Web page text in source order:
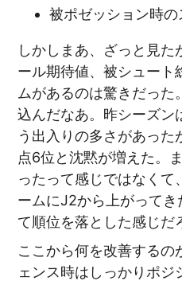
被ポゼッション時
しかしまあ、ざっと見
ール期待値、被シュート
ムがあるのは驚きだった
込んだなあ。昨シーズン
う出入りの多さがあった
点6位と沈黙が増えた。
ったって感じではなくて
ームにJ2から上がってき
て順位を落とした感じだ
ここから何を改善するの
ェンス時はしっかりポ